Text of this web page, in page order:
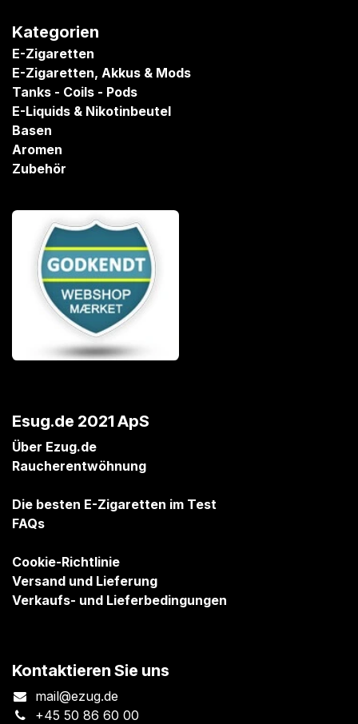
Kategorien
E-Zigaretten
E-Zigaretten, Akkus & Mods
Tanks - Coils - Pods
E-Liquids & Nikotinbeutel
Basen
Aromen
Zubehör
Esug.de 2021 ApS
Über Ezug.de
Raucherentwöhnung
Die besten E-Zigaretten im Test
FAQs
Cookie-Richtlinie
Versand und Lieferung
Verkaufs- und Lieferbedingungen
Kontaktieren Sie uns
mail@ezug.de
+45 50 86 60 00